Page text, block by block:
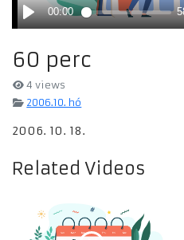
60 perc
4 views
2006.10. hó
2006. 10. 18.
Related Videos